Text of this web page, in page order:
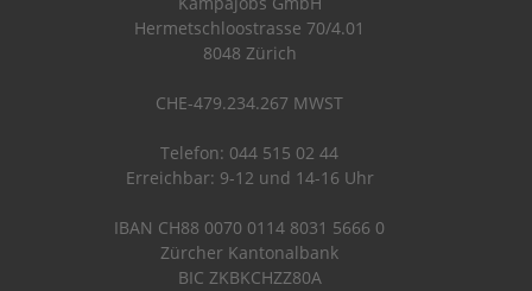
Hermetschloostrasse 70/4.01
8048 Zürich
CHE-479.234.267 MWST
Telefon: 044 515 02 44
Erreichbar: 9-12 und 14-16 Uhr
IBAN CH88 0070 0114 8031 5666 0
Zürcher Kantonalbank
BIC ZKBKCHZZ80A